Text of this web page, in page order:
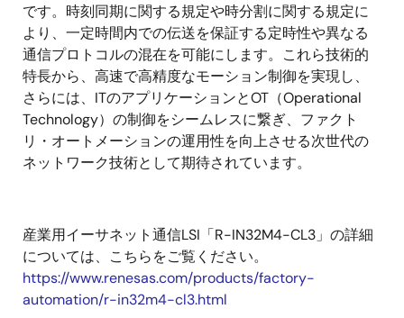
です。時刻同期に関する規定や時分割に関する規定に
より、一定時間内での伝送を保証する定時性や異なる
通信プロトコルの混在を可能にします。これら技術的
特長から、高速で高精度なモーション制御を実現し、
さらには、ITのアプリケーションとOT（Operational
Technology）の制御をシームレスに繋ぎ、ファクト
リ・オートメーションの運用性を向上させる次世代の
ネットワーク技術として期待されています。
産業用イーサネット通信LSI「R-IN32M4-CL3」の詳細
については、こちらをご覧ください。
https://www.renesas.com/products/factory-
automation/r-in32m4-cl3.html